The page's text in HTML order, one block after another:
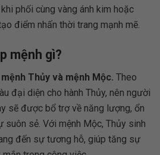
phối cùng vàng ánh kim hoặc
điểm nhấn thời trang mạnh mẽ.
mệnh gì?
Thủy và mệnh Mộc. Theo
đại diện cho hành Thủy, nên người
sẽ được bổ trợ về năng lượng, ổn
suôn sẻ. Với mệnh Mộc, Thủy sinh
đến sự tương hỗ, giúp tăng sự